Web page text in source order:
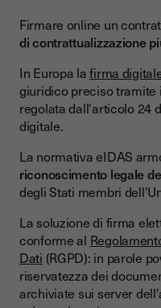
Firmare online un
di contrattualizzazione
In Europa lafirma
giuridico preciso tramite
regolata dall'articolo 24
digitale.
La normativa eIDAS
riconoscimento legale
degli Stati membri
La soluzione di firma
conforme al
Dati (RGPD): in parole
riservatezza dei
archiviate sui server